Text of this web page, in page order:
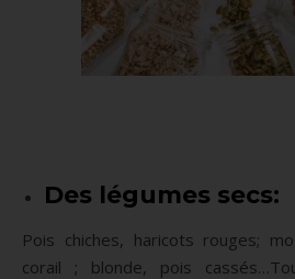
Des légumes secs:
Pois chiches, haricots rouges;
corail ; blonde, pois